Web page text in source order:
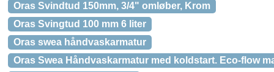
Oras Svindtud 150mm, 3/4" omløber, Krom
Oras Svingtud 100 mm 6 liter
Oras swea håndvaskarmatur
Oras Swea Håndvaskarmatur med koldstart. Eco-flow